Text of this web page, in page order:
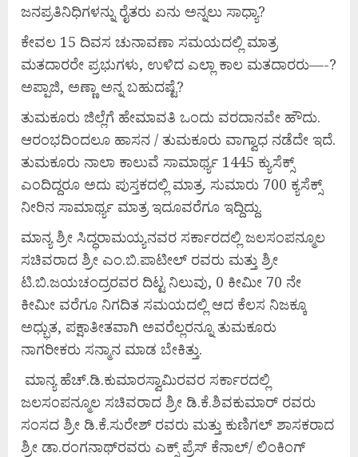
ಜನಪ್ರತಿನಿಧಿಗಳನ್ನು ರೈತರು ಏನು ಅನ್ನಲು ಸಾಧ್ಯಾ?
ಕೇವಲ 15 ದಿವಸ ಚುನಾವಣಾ ಸಮಯದಲ್ಲಿ ಮಾತ್ರ
ಮತದಾರರೇ ಪ್ರಭುಗಳು, ಉಳಿದ ಎಲ್ಲಾ ಕಾಲ ಮತದಾರರು—-?
ಅಪ್ಪಾಜಿ, ಅಣ್ಣಾ ಅನ್ನ ಬಹುದಷ್ಟೆ?
ತುಮಕೂರು ಜಿಲ್ಲೆಗೆ ಹೇಮಾವತಿ ಒಂದು ವರದಾನವೇ ಹೌದು.
ಆರಂಭದಿಂದಲೂ ಹಾಸನ / ತುಮಕೂರು ವಾಗ್ವಾಧ ನಡೆದೇ ಇದೆ.
ತುಮಕೂರು ನಾಲಾ ಕಾಲುವೆ ಸಾಮಾರ್ಥ್ಯ 1445 ಕ್ಯುಸೆಕ್ಸ್
ಎಂದಿದ್ದರೂ ಅದು ಪುಸ್ತಕದಲ್ಲಿ ಮಾತ್ರ. ಸುಮಾರು 700 ಕ್ಯಸೆಕ್ಸ್
ನೀರಿನ ಸಾಮಾರ್ಥ್ಯ ಮಾತ್ರ ಇದೂವರೆಗೂ ಇದ್ದಿದ್ದು.
ಮಾನ್ಯ ಶ್ರೀ ಸಿದ್ಧರಾಮಯ್ಯನವರ ಸರ್ಕಾರದಲ್ಲಿ ಜಲಸಂಪನ್ಮೂಲ
ಸಚಿವರಾದ ಶ್ರೀ ಎಂ.ಬಿ.ಪಾಟೀಲ್ ರವರು ಮತ್ತು ಶ್ರೀ
ಟಿ.ಬಿ.ಜಯಚಂದ್ರರವರ ದಿಟ್ಟ ನಿಲುವು, 0 ಕೀಮೀ 70 ನೇ
ಕೀಮೀ ವರೆಗೂ ನಿಗದಿತ ಸಮಯದಲ್ಲಿ ಆದ ಕೆಲಸ ನಿಜಕ್ಕೂ
ಅಧ್ಭುತ, ಪಕ್ಷಾತೀತವಾಗಿ ಅವರೆಲ್ಲರನ್ನೂ ತುಮಕೂರು
ನಾಗರೀಕರು ಸನ್ಮಾನ ಮಾಡ ಬೇಕಿತ್ತು.
ಮಾನ್ಯ ಹೆಚ್.ಡಿ.ಕುಮಾರಸ್ವಾಮಿರವರ ಸರ್ಕಾರದಲ್ಲಿ
ಜಲಸಂಪನ್ಮೂಲ ಸಚಿವರಾದ ಶ್ರೀ ಡಿ.ಕೆ.ಶಿವಕುಮಾರ್ ರವರು
ಸಂಸದ ಶ್ರೀ ಡಿ.ಕೆ.ಸುರೇಶ್ ರವರು ಮತ್ತು ಕುಣಿಗಲ್ ಶಾಸಕರಾದ
ಶ್ರೀ ಡಾ.ರಂಗನಾಥ್‌ರವರು ಎಕ್ಸ್ ಪ್ರೆಸ್ ಕೆನಾಲ್/ ಲಿಂಕಿಂಗ್